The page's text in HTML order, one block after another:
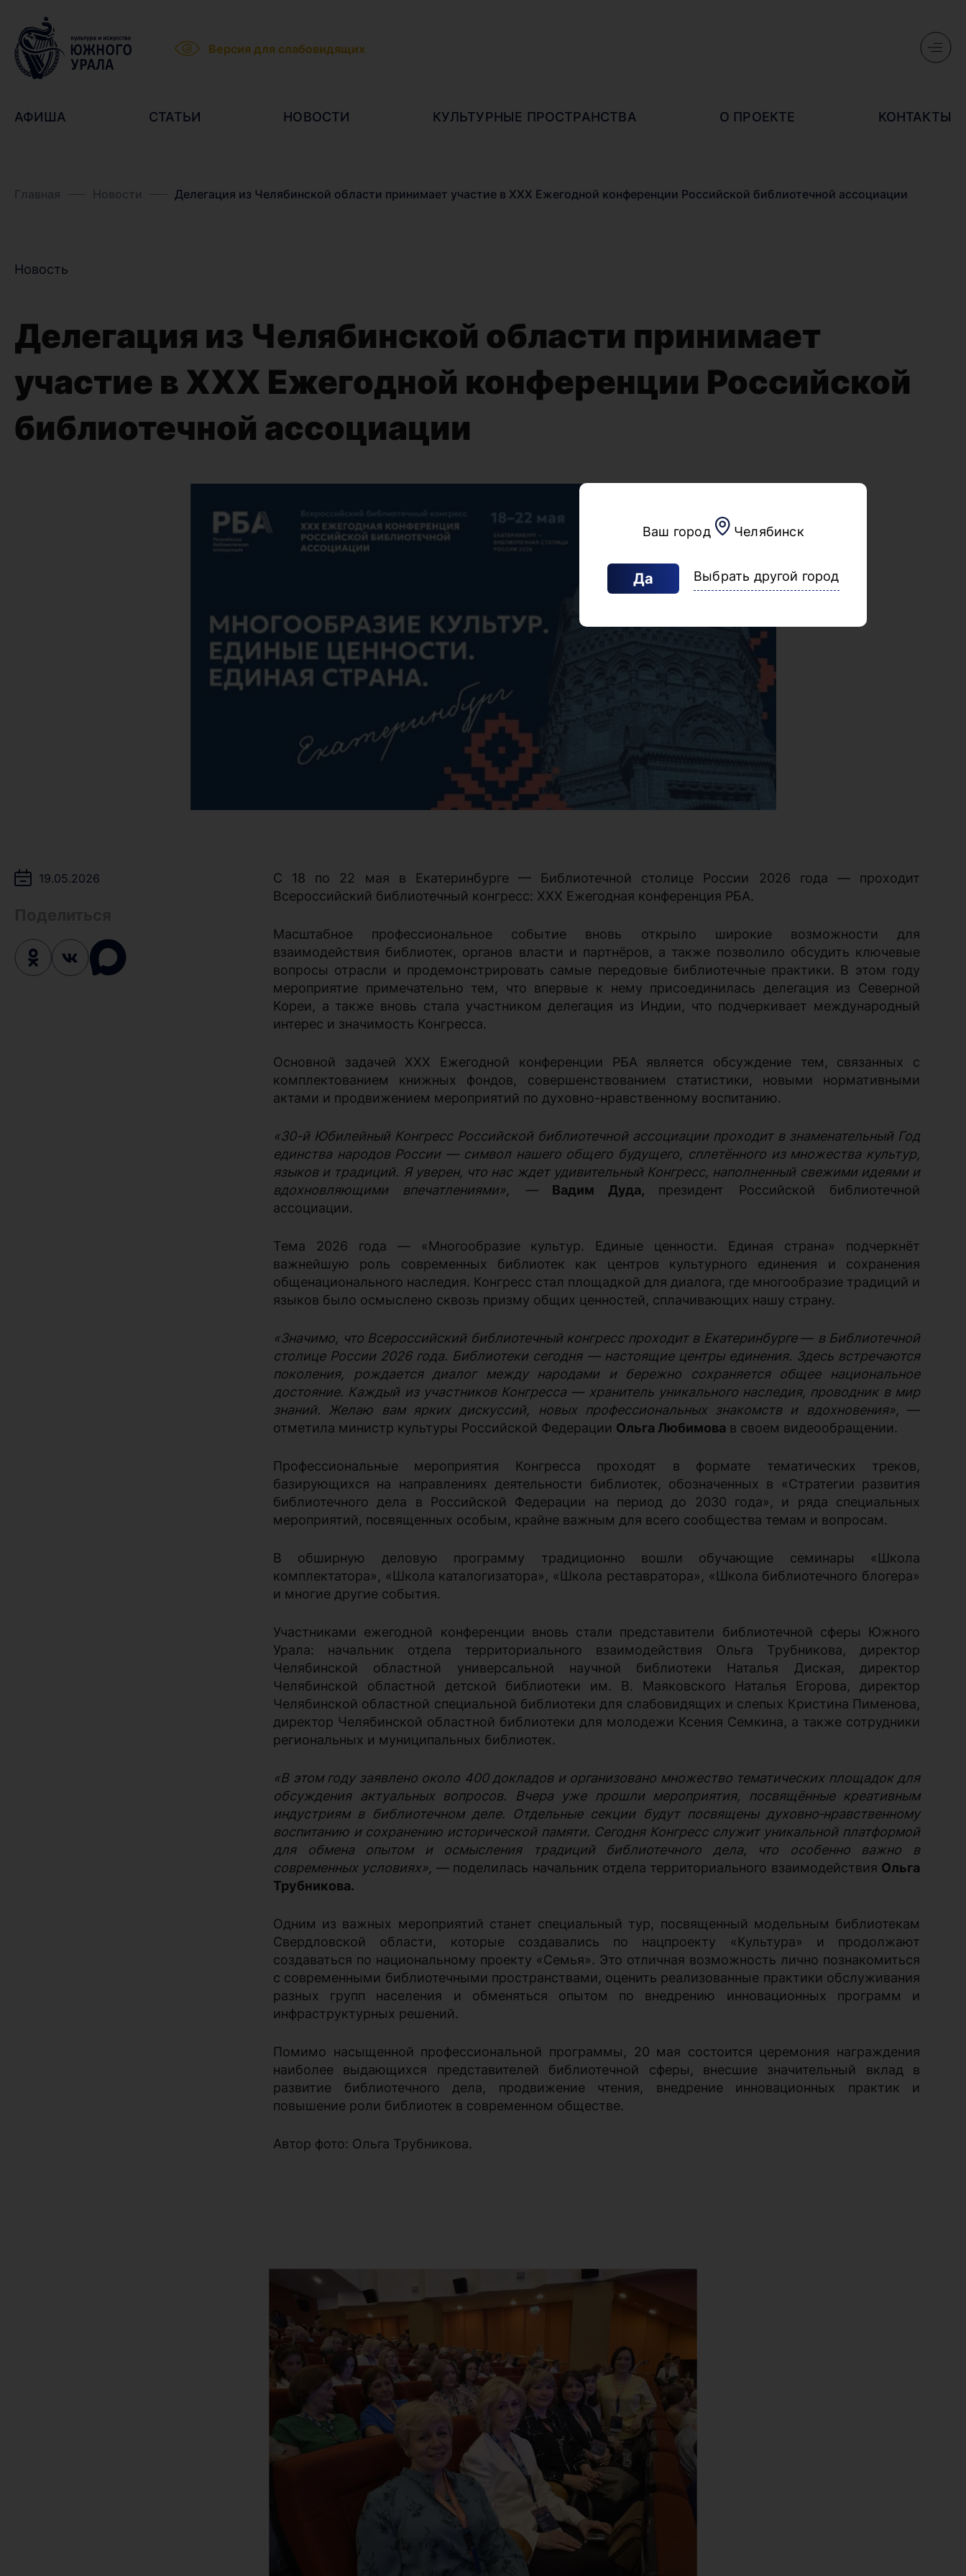
Версия для слабовидящих
Ваш город Челябинск
Да Выбрать другой город
АФИША СТАТЬИ НОВОСТИ КУЛЬТУРНЫЕ ПРОСТРАНСТВА О ПРОЕКТЕ КОНТАКТЫ
Главная Новости Делегация из Челябинской области принимает участие в XXX Ежегодной конференции Российской библиотечной ассоциации
Новость
Делегация из Челябинской области принимает
участие в XXX Ежегодной конференции Российской
библиотечной ассоциации
19.05.2026
С 18 по 22 мая в Екатеринбурге — Библиотечной столице России 2026 года — проходит
Всероссийский библиотечный конгресс: XXX Ежегодная конференция РБА.
Масштабное профессиональное событие вновь открыло широкие возможности для
взаимодействия библиотек, органов власти и партнёров, а также позволило обсудить ключевые
вопросы отрасли и продемонстрировать самые передовые библиотечные практики. В этом году
мероприятие примечательно тем, что впервые к нему присоединилась делегация из Северной
Кореи, а также вновь стала участником делегация из Индии, что подчеркивает международный
интерес и значимость Конгресса.
Основной задачей XXX Ежегодной конференции РБА является обсуждение тем, связанных с
комплектованием книжных фондов, совершенствованием статистики, новыми нормативными
актами и продвижением мероприятий по духовно-нравственному воспитанию.
«30-й Юбилейный Конгресс Российской библиотечной ассоциации проходит в знаменательный Год
единства народов России — символ нашего общего будущего, сплетённого из множества культур,
языков и традиций. Я уверен, что нас ждет удивительный Конгресс, наполненный свежими идеями и
вдохновляющими впечатлениями», — Вадим Дуда, президент Российской библиотечной
ассоциации.
Тема 2026 года — «Многообразие культур. Единые ценности. Единая страна» подчеркнёт
важнейшую роль современных библиотек как центров культурного единения и сохранения
общенационального наследия. Конгресс стал площадкой для диалога, где многообразие традиций и
языков было осмыслено сквозь призму общих ценностей, сплачивающих нашу страну.
«Значимо, что Всероссийский библиотечный конгресс проходит в Екатеринбурге— в Библиотечной
столице России 2026 года. Библиотеки сегодня — настоящие центры единения. Здесь встречаются
поколения, рождается диалог между народами и бережно сохраняется общее национальное
достояние. Каждый из участников Конгресса — хранитель уникального наследия, проводник в мир
знаний. Желаю вам ярких дискуссий, новых профессиональных знакомств и вдохновения», —
отметила министр культуры Российской Федерации Ольга Любимова в своем видеообращении.
Профессиональные мероприятия Конгресса проходят в формате тематических треков,
базирующихся на направлениях деятельности библиотек, обозначенных в «Стратегии развития
библиотечного дела в Российской Федерации на период до 2030 года», и ряда специальных
мероприятий, посвященных особым, крайне важным для всего сообщества темам и вопросам.
В обширную деловую программу традиционно вошли обучающие семинары «Школа
комплектатора», «Школа каталогизатора», «Школа реставратора», «Школа библиотечного блогера»
и многие другие события.
Участниками ежегодной конференции вновь стали представители библиотечной сферы Южного
Урала: начальник отдела территориального взаимодействия Ольга Трубникова, директор
Челябинской областной универсальной научной библиотеки Наталья Диская, директор
Челябинской областной детской библиотеки им. В. Маяковского Наталья Егорова, директор
Челябинской областной специальной библиотеки для слабовидящих и слепых Кристина Пименова,
директор Челябинской областной библиотеки для молодежи Ксения Семкина, а также сотрудники
региональных и муниципальных библиотек.
«В этом году заявлено около 400 докладов и организовано множество тематических площадок для
обсуждения актуальных вопросов. Вчера уже прошли мероприятия, посвящённые креативным
индустриям в библиотечном деле. Отдельные секции будут посвящены духовно‑нравственному
воспитанию и сохранению исторической памяти. Сегодня Конгресс служит уникальной платформой
для обмена опытом и осмысления традиций библиотечного дела, что особенно важно в
современных условиях», — поделилась начальник отдела территориального взаимодействия Ольга
Трубникова.
Одним из важных мероприятий станет специальный тур, посвященный модельным библиотекам
Свердловской области, которые создавались по нацпроекту «Культура» и продолжают
создаваться по национальному проекту «Семья». Это отличная возможность лично познакомиться
с современными библиотечными пространствами, оценить реализованные практики обслуживания
разных групп населения и обменяться опытом по внедрению инновационных программ и
инфраструктурных решений.
Помимо насыщенной профессиональной программы, 20 мая состоится церемония награждения
наиболее выдающихся представителей библиотечной сферы, внесшие значительный вклад в
развитие библиотечного дела, продвижение чтения, внедрение инновационных практик и
повышение роли библиотек в современном обществе.
Автор фото: Ольга Трубникова.